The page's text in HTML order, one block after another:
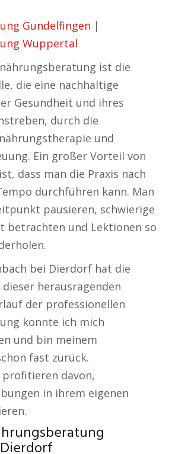
Gundelfingen |
Wuppertal
ist die
die eine nachhaltige
Gesundheit und ihres
durch die
und
Ein großer Vorteil von
dass man die Praxis nach
durchführen kann. Man
pausieren, schwierige
betrachten und Lektionen so
bei Dierdorf hat die
herausragenden
der professionellen
konnte ich mich
und bin meinem
fast zurück.
davon,
in ihrem eigenen